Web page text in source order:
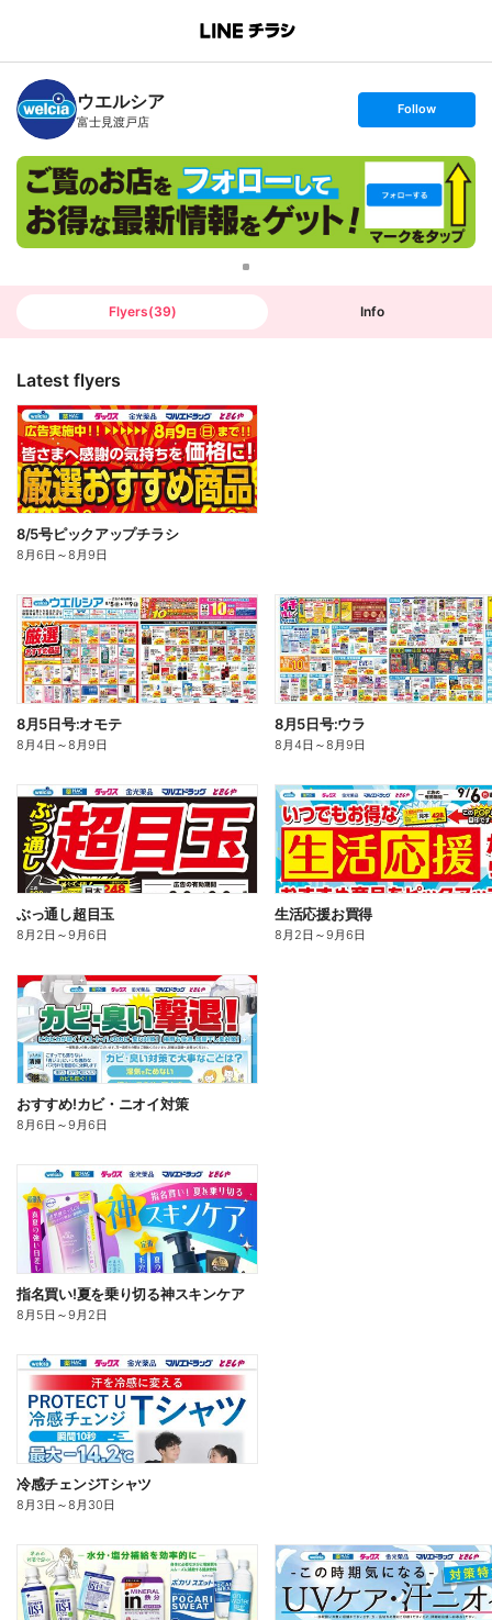
B
n
c
h
T
ウエルシア
富士見渡戸店
s
t
o
l
o
w
Follow
Flyers(39) Info
Latest flyers
8/5号ピックアップチラシ
8月6日 ～8月9日
8月5日号:オモテ
8月4日 ～8月9日
8月5日号:ウラ
8月4日 ～8月9日
ぶっ通し超目玉
8月2日 ～9月6日
生活応援お買得
8月2日 ～9月6日
おすすめ!カビ・ニオイ対策
8月6日 ～9月6日
指名買い!夏を乗り切る神スキンケア
8月5日 ～9月2日
冷感チェンジTシャツ
8月3日 ～8月30日